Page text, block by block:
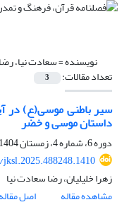
نویسنده =سعادت نیا، رضا
تعداد مقالات: 3
سیر باطنی موسی(ع) در
داستان موسی و خضر
دوره 6، شماره 4، زمستان 1404، صفحه
زهرا خلیلیان، رضا سعادت نیا
مشاهده مقاله
اصل مقاله